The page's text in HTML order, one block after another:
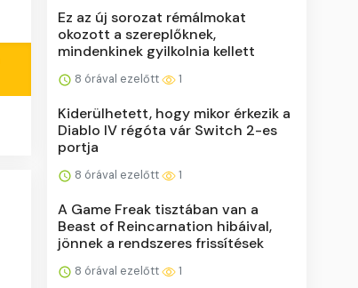
Ez az új sorozat rémálmokat
okozott a szereplőknek,
mindenkinek gyilkolnia kellett
8 órával ezelőtt 1
Kiderülhetett, hogy mikor érkezik a
Diablo IV régóta vár Switch 2-es
portja
8 órával ezelőtt 1
A Game Freak tisztában van a
Beast of Reincarnation hibáival,
jönnek a rendszeres frissítések
8 órával ezelőtt 1